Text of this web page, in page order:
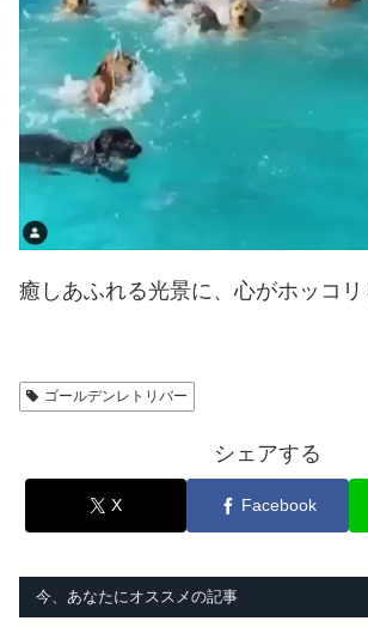
癒しあふれる光景に、心がホッコリ
ゴールデンレトリバー
シェアする
X Facebook
今、あなたにオススメの記事